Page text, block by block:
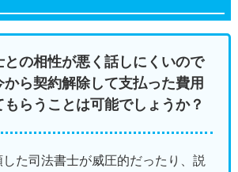
との相性が悪く話しにくいので
から契約解除して支払った費用
もらうことは可能でしょうか？
た司法書士が威圧的だったり、説